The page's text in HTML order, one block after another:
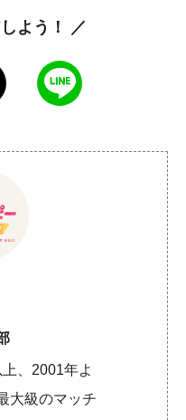
よう！ ／
、2001年よ
大級のマッチ